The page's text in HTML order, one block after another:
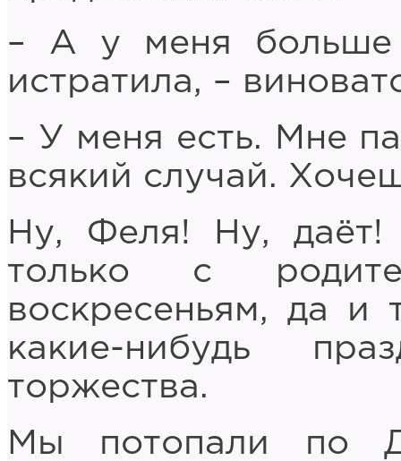
– А у меня больше
истратила, –
– У меня есть. Мне
всякий случай.
Ну, Феля! Ну,
только с
воскресеньям, да и
какие-нибудь
торжества.
Мы потопали по